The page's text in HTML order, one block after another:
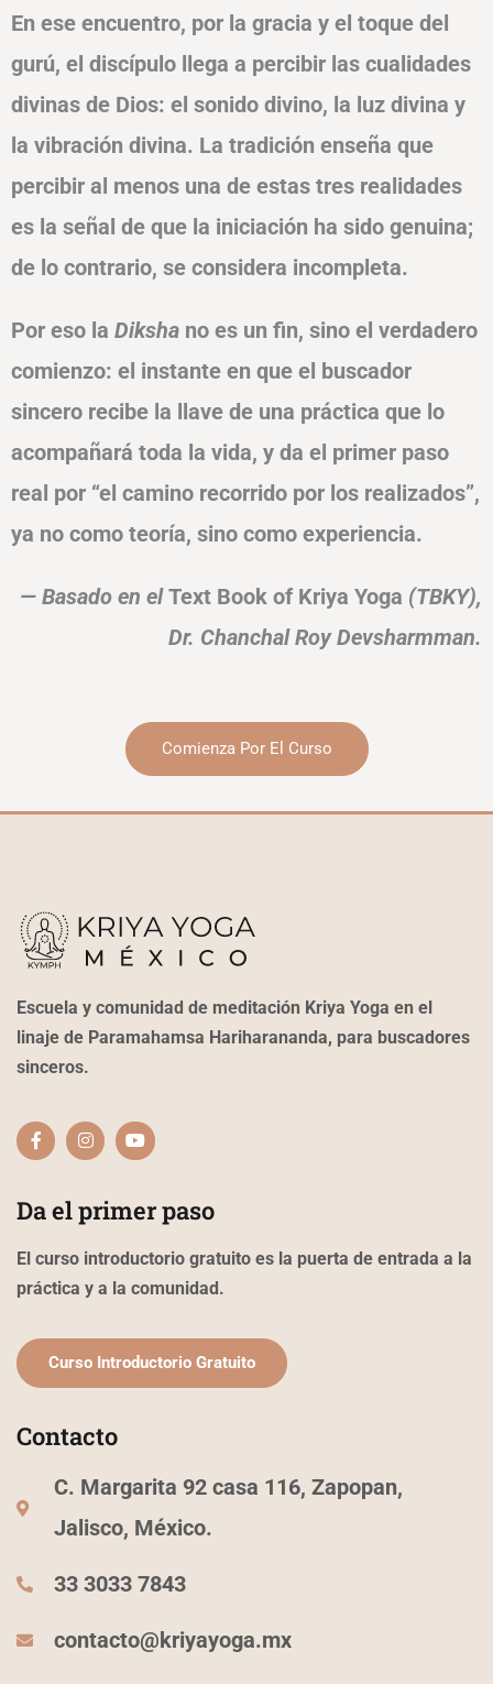
En ese encuentro, por la gracia y el toque del
gurú, el discípulo llega a percibir las cualidades
divinas de Dios: el sonido divino, la luz divina y
la vibración divina. La tradición enseña que
percibir al menos una de estas tres realidades
es la señal de que la iniciación ha sido genuina;
de lo contrario, se considera incompleta.
Por eso la Diksha no es un fin, sino el verdadero
comienzo: el instante en que el buscador
sincero recibe la llave de una práctica que lo
acompañará toda la vida, y da el primer paso
real por “el camino recorrido por los realizados”,
ya no como teoría, sino como experiencia.
— Basado en elText Book of Kriya Yoga (TBKY),
Dr. Chanchal Roy Devsharmman.
Comienza Por El Curso
Escuela y comunidad de meditación Kriya Yoga en el
linaje de Paramahamsa Hariharananda, para buscadores
sinceros.
F
a
c
o
k
-
f
I
n
s
g
a
m
Y
o
u
b
Da el primer paso
El curso introductorio gratuito es la puerta de entrada a la
práctica y a la comunidad.
Curso Introductorio Gratuito
Contacto
C. Margarita 92 casa 116, Zapopan,
Jalisco, México.
33 3033 7843
contacto@kriyayoga.mx